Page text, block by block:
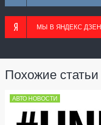
МЫ В ЯНДЕКС ДЗЕН
Похожие статьи
АВТО НОВОСТИ